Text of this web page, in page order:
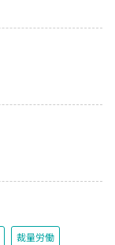
裁量労働